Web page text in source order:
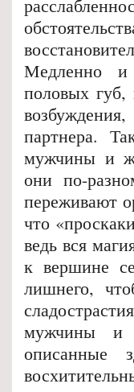
Медленно и
половых губ,
партнера.
мужчины и
они по-
переживают
что
ведь вся
к вершине
лишнего,
мужчины и
описанные